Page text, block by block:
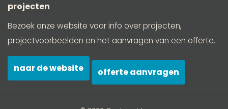
projecten
Bezoek onze website voor info over projecten,
projectvoorbeelden en het aanvragen van een offerte.
naar de website offerte aanvragen